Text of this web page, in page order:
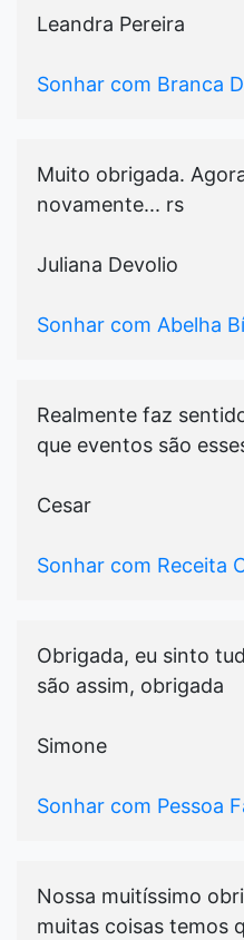
Leandra Pereira
Sonhar com Branca
Muito obrigada.
novamente... rs
Juliana Devolio
Sonhar com Abelha
Realmente faz
que eventos são
Cesar
Sonhar com Receita
Obrigada, eu sinto
são assim, obrigada
Simone
Sonhar com Pessoa
Nossa muitíssimo
muitas coisas temos